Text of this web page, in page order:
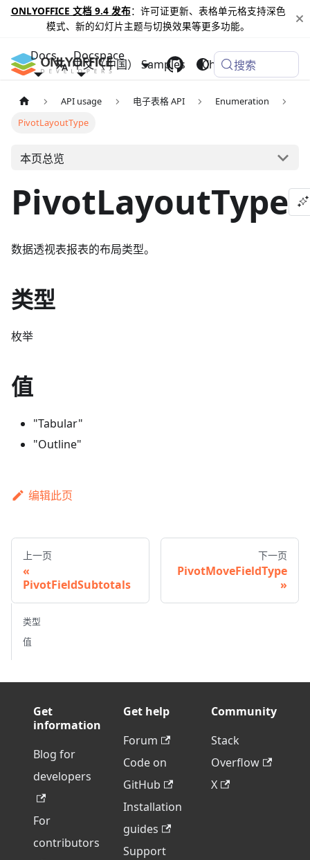
ONLYOFFICE 文档 9.4 发布：许可证更新、表格单元格支持深色
模式、新的幻灯片主题与切换效果等更多功能。
Docs Docspace
Samples Changelog
中文（中国） 搜索
API usage 电子表格 API
Enumeration
PivotLayoutType
本页总览
PivotLayoutType
数据透视表报表的布局类型。
类型
枚举
值
"Tabular"
"Outline"
编辑此页
上一页
PivotFieldSubtotals
下一页
PivotMoveFieldType
类型
值
Get
information
Blog for
developers
For
contributors
Get help
Forum
Code on
GitHub
Installation
guides
Support
Community
Stack
Overflow
X